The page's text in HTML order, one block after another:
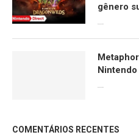
gênero
COMENTÁRIOS RECENTES